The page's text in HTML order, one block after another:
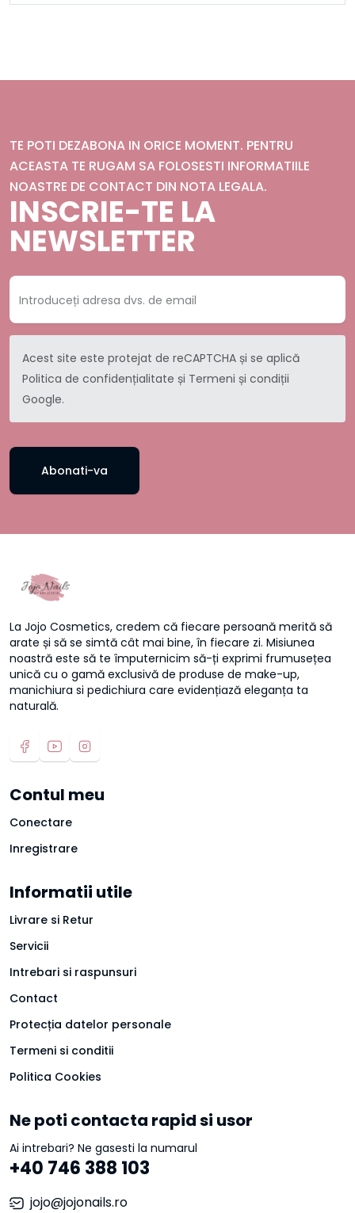
TE POTI DEZABONA IN ORICE MOMENT. PENTRU
ACEASTA TE RUGAM SA FOLOSESTI INFORMATIILE
NOASTRE DE CONTACT DIN NOTA LEGALA.
INSCRIE-TE LA
NEWSLETTER
Acest site este protejat de reCAPTCHA și se aplică
Politica de confidențialitate și Termeni și condiții
Google.
Abonati-va
La Jojo Cosmetics, credem că fiecare persoană merită să
arate și să se simtă cât mai bine, în fiecare zi. Misiunea
noastră este să te împuternicim să-ți exprimi frumusețea
unică cu o gamă exclusivă de produse de make-up,
manichiura si pedichiura care evidențiază eleganța ta
naturală.
Contul meu
Conectare
Inregistrare
Informatii utile
Livrare si Retur
Servicii
Intrebari si raspunsuri
Contact
Protecția datelor personale
Termeni si conditii
Politica Cookies
Ne poti contacta rapid si usor
Ai intrebari? Ne gasesti la numarul
+40 746 388 103
jojo@jojonails.ro